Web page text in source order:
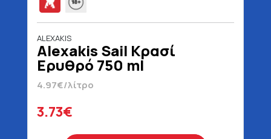
ALEXAKIS
Alexakis Sail Κρασί
Ερυθρό 750 ml
4.97€/λίτρο
3.73€